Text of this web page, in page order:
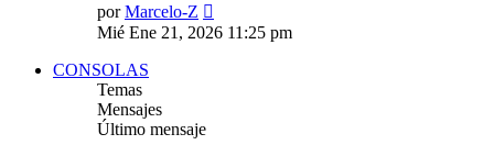
porMarcelo-Z
último
Mié Ene 21, 2026 11:25 pm
CONSOLAS
Temas
Mensajes
Último mensaje